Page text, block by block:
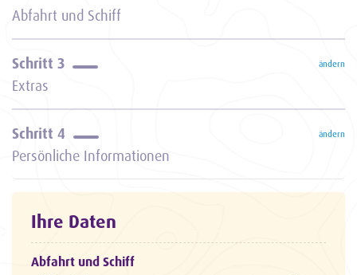
Ihre Daten
Abfahrt und Schiff
Abfahrt und Schiff
Schritt 3
Extras
ändern
Schritt 4
Persönliche Informationen
ändern